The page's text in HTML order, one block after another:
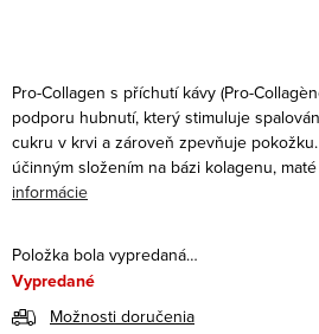
Pro-Collagen s příchutí kávy (Pro-
podporu hubnutí, který stimuluje
cukru v krvi a zároveň zpevňuje
účinným složením na bázi kolagenu,
informácie
Položka bola vypredaná…
Vypredané
Možnosti doručenia